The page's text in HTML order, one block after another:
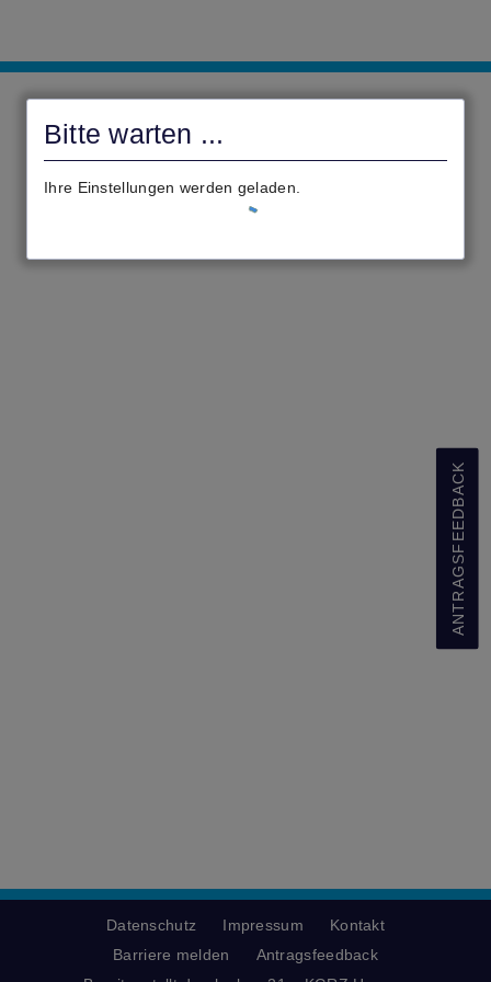
Bitte warten ...
Ihre Einstellungen werden geladen.
Hadamar
ANTRAGSFEEDBACK
Datenschutz Impressum
Kontakt
Barriere melden
Antragsfeedback